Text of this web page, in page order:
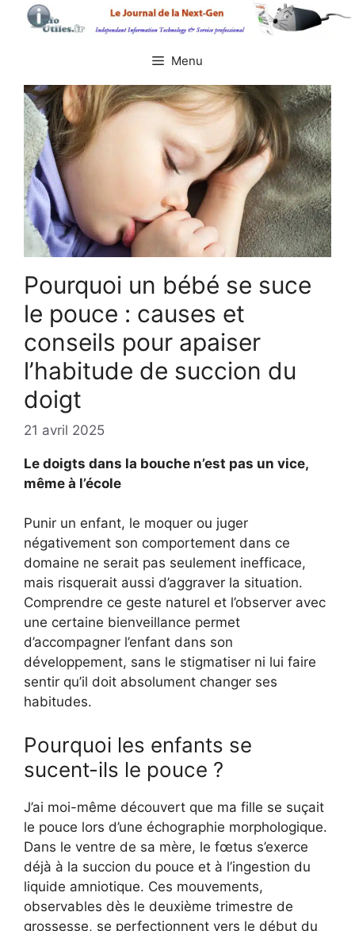
Aller
Menu
Pourquoi un bébé se suce
le pouce : causes et
conseils pour apaiser
l’habitude de succion du
doigt
21 avril 2025
Le doigts dans la bouche n’est pas un vice,
même à l’école
Punir un enfant, le moquer ou juger
négativement son comportement dans ce
domaine ne serait pas seulement inefficace,
mais risquerait aussi d’aggraver la situation.
Comprendre ce geste naturel et l’observer avec
une certaine bienveillance permet
d’accompagner l’enfant dans son
développement, sans le stigmatiser ni lui faire
sentir qu’il doit absolument changer ses
habitudes.
Pourquoi les enfants se
sucent-ils le pouce ?
J’ai moi-même découvert que ma fille se suçait
le pouce lors d’une échographie morphologique.
Dans le ventre de sa mère, le fœtus s’exerce
déjà à la succion du pouce et à l’ingestion du
liquide amniotique. Ces mouvements,
observables dès le deuxième trimestre de
grossesse, se perfectionnent vers le début du